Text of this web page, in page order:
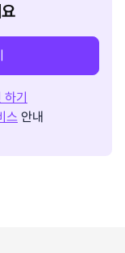
하기
스 안내